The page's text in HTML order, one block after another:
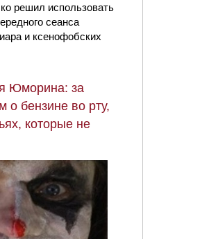
решил использовать
сеанса
и ксенофобских
Юморина: за
о бензине во рту,
которые не